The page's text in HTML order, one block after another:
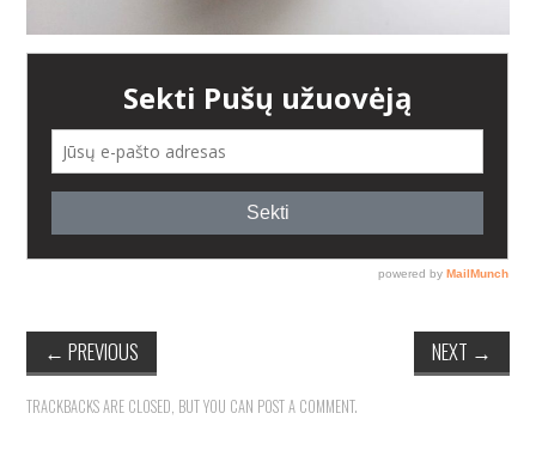
← PREVIOUS NEXT →
TRACKBACKS ARE CLOSED, BUT YOU CAN POST A COMMENT.